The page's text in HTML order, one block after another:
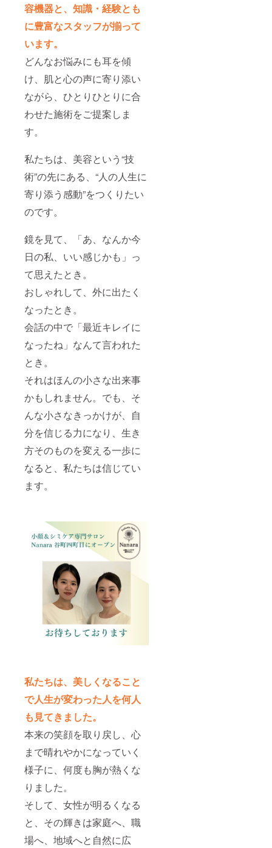
容機器と、知識・経験とも
に豊富なスタッフが揃って
います。
どんなお悩みにも耳を傾
け、肌と心の声に寄り添い
ながら、ひとりひとりに合
わせた施術をご提案しま
す。
私たちは、美容という“技
術”の先にある、“人の人生に
寄り添う感動”をつくりたい
のです。
鏡を見て、「あ、なんか今
日の私、いい感じかも」っ
て思えたとき。
おしゃれして、外に出たく
なったとき。
会話の中で「最近キレイに
なったね」なんて言われた
とき。
それはほんの小さな出来事
かもしれません。でも、そ
んな小さなきっかけが、自
分を信じる力になり、生き
方そのものを変える一歩に
なると、私たちは信じてい
ます。
私たちは、美しくなること
で人生が変わった人を何人
も見てきました。
本来の笑顔を取り戻し、心
まで晴れやかになっていく
様子に、何度も胸が熱くな
りました。
そして、女性が明るくなる
と、その輝きは家庭へ、職
場へ、地域へと自然に広